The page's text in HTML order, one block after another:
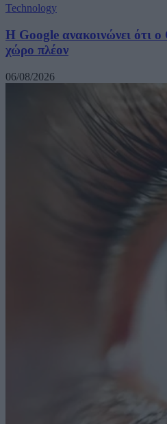
Technology
Η Google ανακοινώνει ότι
χώρο πλέον
06/08/2026